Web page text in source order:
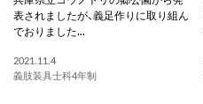
表されましたが、義足作りに取り組ん
でおりました...
2021.11.4
義肢装具士科4年制